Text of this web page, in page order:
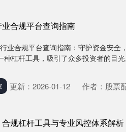
合规平台查询指南
业合规平台查询指南：守护资金安全
种杠杆工具，吸引了众多投资者的目
更新：2026-01-12 作者：股票
规杠杆工具与专业风控体系解析